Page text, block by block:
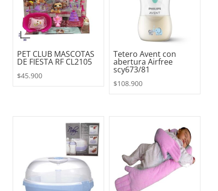
PET CLUB MASCOTAS
DE FIESTA RF CL2105
$45.900
Tetero Avent con
abertura Airfree
scy673/81
$108.900